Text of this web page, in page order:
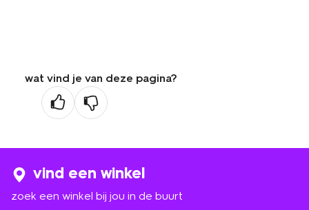
wat vind je van deze pagina?
vind een winkel
zoek een winkel bij jou in de buurt